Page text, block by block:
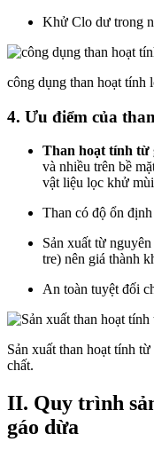
Khử Clo dư trong
công dụng than hoạt tính
4. Ưu điểm của
Than hoạt tính từ
và nhiều trên bề
vật liệu lọc khử
Than có độ ổn
Sản xuất từ
tre) nên giá thành
An toàn tuyệt đối
Sản xuất than hoạt tính
chất.
II. Quy trình
gáo dừa